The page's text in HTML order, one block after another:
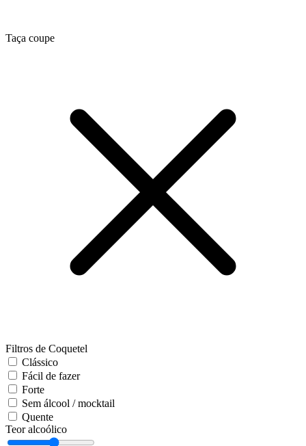
Taça coupe
Filtros de Coquetel
Clássico
Fácil de fazer
Forte
Sem álcool / mocktail
Quente
Teor alcoólico